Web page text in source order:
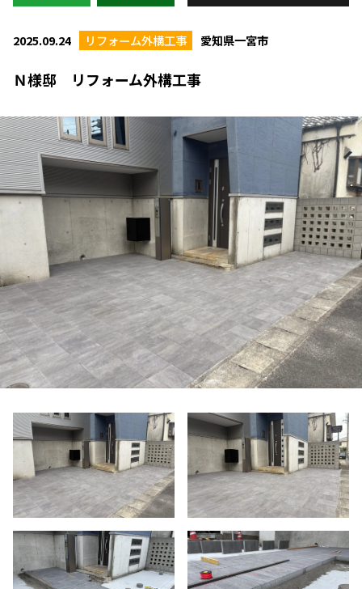
VISTA GARDEN
-株式会社 齋藤商店-
■ VISTA GARDENの外構工事
■ 庭がある暮らし：サッカーゴールがある庭
■ 庭がある暮らし：ドッグランがある庭
2025.09.24 リフォーム外構工事 愛知県一宮市
Ｎ様邸 リフォーム外構工事